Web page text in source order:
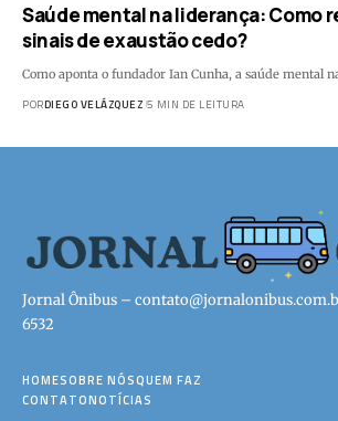
Saúde mental na liderança: Como
sinais de exaustão cedo?
Como aponta o fundador Ian Cunha, a saúde mental
PORDIEGO VELÁZQUEZ 5 MIN DE LEITURA
Jornal Ônibus –
6532
HOMESOBRE NÓSQUEM FAZ
CONTATONOTÍCIAS